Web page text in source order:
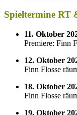
Spieltermine RT
11. Oktober
Premiere: Finn
12. Oktober
Finn Flosse
18. Oktober
Finn Flosse
19. Oktober